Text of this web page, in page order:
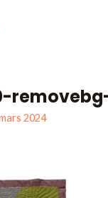
2024